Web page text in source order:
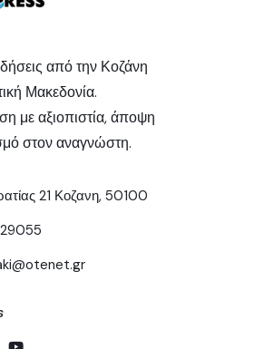
από την Κοζάνη
Μακεδονία.
με αξιοπιστία, άποψη
στον αναγνώστη.
21 Κοζανη, 50100